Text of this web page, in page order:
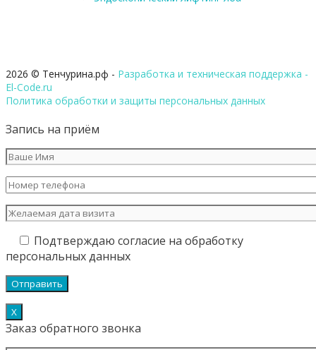
2026 © Тенчурина.рф - Разработка и техническая поддержка -
El-Code.ru
Политика обработки и защиты персональных данных
Запись на приём
Подтверждаю согласие на обработку
персональных данных
Х
Заказ обратного звонка